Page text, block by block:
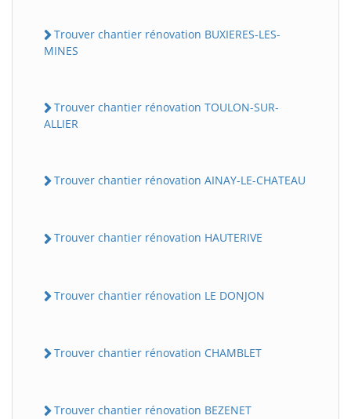
Trouver chantier rénovation BUXIERES-LES-
MINES
Trouver chantier rénovation TOULON-SUR-
ALLIER
Trouver chantier rénovation AINAY-LE-CHATEAU
Trouver chantier rénovation HAUTERIVE
Trouver chantier rénovation LE DONJON
Trouver chantier rénovation CHAMBLET
Trouver chantier rénovation BEZENET